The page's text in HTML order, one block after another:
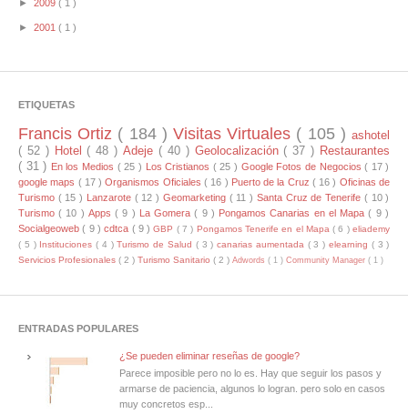
► 2009 ( 1 )
► 2001 ( 1 )
ETIQUETAS
Francis Ortiz ( 184 )Visitas Virtuales ( 105 )ashotel
( 52 ) Hotel ( 48 )Adeje ( 40 ) Geolocalización ( 37 ) Restaurantes
( 31 ) En los Medios ( 25 ) Los Cristianos ( 25 ) Google Fotos de Negocios( 17 )
google maps ( 17 )Organismos Oficiales ( 16 ) Puerto de la Cruz ( 16 ) Oficinas de
Turismo ( 15 ) Lanzarote ( 12 ) Geomarketing ( 11 ) Santa Cruz de Tenerife ( 10 )
Turismo( 10 ) Apps( 9 ) La Gomera( 9 ) Pongamos Canarias en el Mapa( 9 )
Socialgeoweb( 9 )cdtca ( 9 )GBP ( 7 ) Pongamos Tenerife en el Mapa( 6 )eliademy
( 5 ) Instituciones( 4 )Turismo de Salud ( 3 )canarias aumentada ( 3 ) elearning ( 3 )
Servicios Profesionales ( 2 ) Turismo Sanitario ( 2 ) Adwords ( 1 ) Community Manager ( 1 )
ENTRADAS POPULARES
¿Se pueden eliminar reseñas de google?
Parece imposible pero no lo es. Hay que seguir los pasos y
armarse de paciencia, algunos lo logran. pero solo en casos
muy concretos esp...